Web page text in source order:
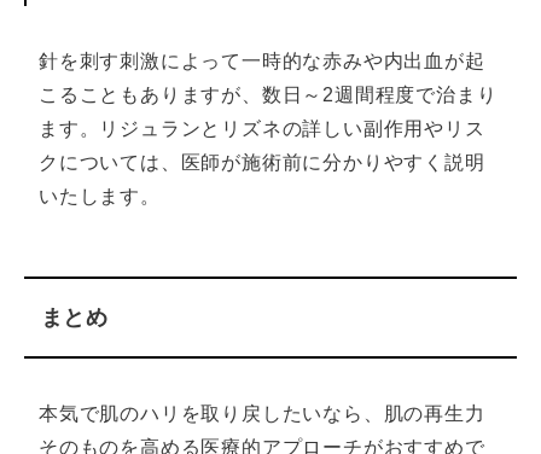
針を刺す刺激によって一時的な赤みや内出血が起
こることもありますが、数日～2週間程度で治まり
ます。リジュランとリズネの詳しい副作用やリス
クについては、医師が施術前に分かりやすく説明
いたします。
まとめ
本気で肌のハリを取り戻したいなら、肌の再生力
そのものを高める医療的アプローチがおすすめで